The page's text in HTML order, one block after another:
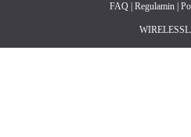
FAQ| Regulamin|